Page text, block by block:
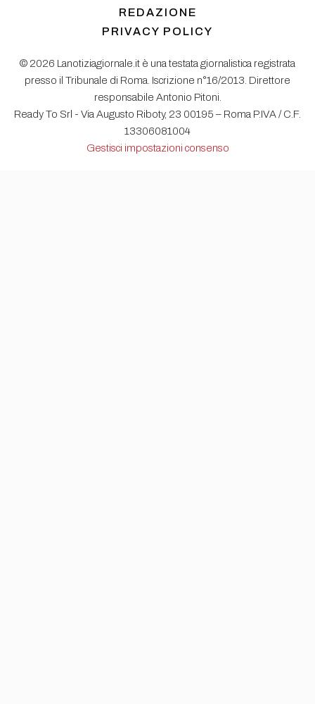
REDAZIONE
PRIVACY POLICY
© 2026 Lanotiziagiornale.it è una testata giornalistica registrata
presso il Tribunale di Roma. Iscrizione n°16/2013. Direttore
responsabile Antonio Pitoni.
Ready To Srl - Via Augusto Riboty, 23 00195 – Roma P.IVA / C.F.
13306081004
Gestisci impostazioni consenso